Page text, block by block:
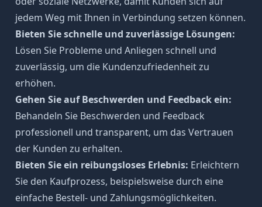
jedem Weg mit Ihnen in Verbindung setzen können.
Bieten Sie schnelle und zuverlässige Lösungen:
Lösen Sie Probleme und Anliegen schnell und
zuverlässig, um die Kundenzufriedenheit zu
erhöhen.
Gehen Sie auf Beschwerden und Feedback ein:
Behandeln Sie Beschwerden und Feedback
professionell und transparent, um das Vertrauen
der Kunden zu erhalten.
Bieten Sie ein reibungsloses Erlebnis: Erleichtern
Sie den Kaufprozess, beispielsweise durch eine
einfache Bestell- und Zahlungsmöglichkeiten.